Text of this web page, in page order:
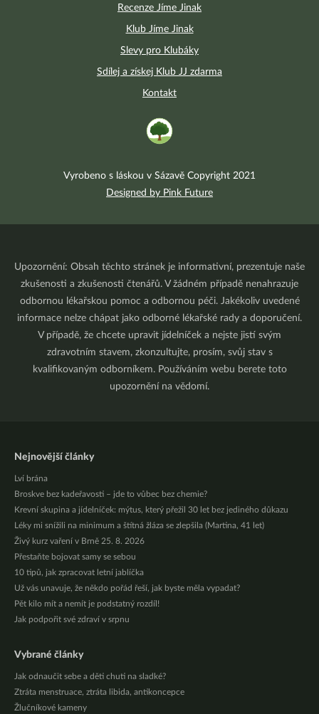
Recenze Jíme Jinak
Klub Jíme Jinak
Slevy pro Klubáky
Sdílej a získej Klub JJ zdarma
Kontakt
Vyrobeno s láskou v Sázavě Copyright 2021
Designed by Pink Future
Upozornění: Obsah těchto stránek je informativní, prezentuje naše
zkušenosti a zkušenosti čtenářů. V žádném případě nenahrazuje
odbornou lékařskou pomoc a odbornou péči. Jakékoliv uvedené
informace nelze chápat jako odborné lékařské rady a doporučení.
V případě, že chcete upravit jídelníček a nejste jistí svým
zdravotním stavem, zkonzultujte, prosím, svůj stav s
kvalifikovaným odborníkem. Používáním webu berete toto
upozornění na vědomí.
Nejnovější články
Lví brána
Broskve bez kadeřavosti – jde to vůbec bez chemie?
Krevní skupina a jídelníček: mýtus, který přežil 30 let bez jediného důkazu
Léky mi snížili na minimum a štítná žláza se zlepšila (Martina, 41 let)
Živý kurz vaření v Brně 25. 8. 2026
Přestaňte bojovat samy se sebou
10 tipů, jak zpracovat letní jablíčka
Už vás unavuje, že někdo pořád řeší, jak byste měla vypadat?
Pět kilo mít a nemít je podstatný rozdíl!
Jak podpořit své zdraví v srpnu
Vybrané články
Jak odnaučit sebe a děti chuti na sladké?
Ztráta menstruace, ztráta libida, antikoncepce
Žlučníkové kameny